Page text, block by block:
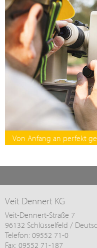
Von Anfang an perfekt
Veit Dennert KG
Veit-Dennert-Straße 7
96132 Schlüsselfeld /
Telefon: 09552 71-0
Fax: 09552 71-187